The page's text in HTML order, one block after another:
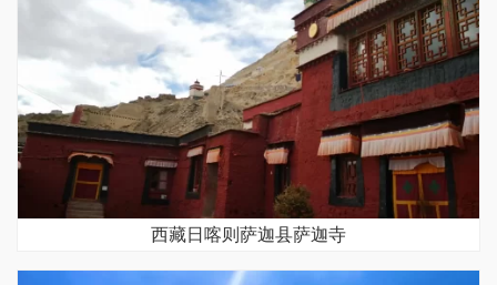
西藏日喀则萨迦县萨迦寺